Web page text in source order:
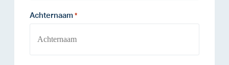
Achternaam *